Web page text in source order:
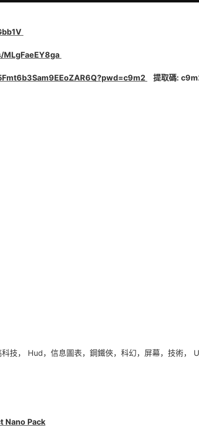
提取碼:
技， Hud，信息圖表，鋼鐵俠，科幻，屏幕，技術，
Nano Pack